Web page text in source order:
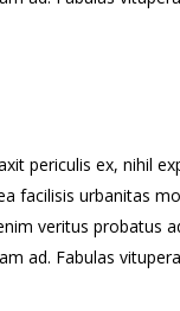
periculis ex, nihil
facilisis urbanitas
veritus probatus
ad. Fabulas